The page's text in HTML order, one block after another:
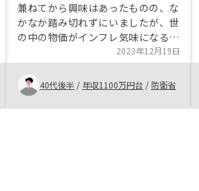
兼ねてから興味はあったものの、な
かなか踏み切れずにいましたが、世
の中の物価がインフレ気味になる中
でそのリスクを分散できる不動産投
資をやろうと思った。できるだけ本
業への影響ないよう、管理体制とデ
ジタル化が進んでいるリノシーに最
終的に決めました。収支を大きく左
2023年12月19日
40代後半 / 年収1100万円台 / 防衛省